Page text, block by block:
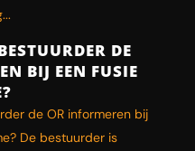
DE
BIJ EEN FUSIE
de OR informeren bij
De bestuurder is